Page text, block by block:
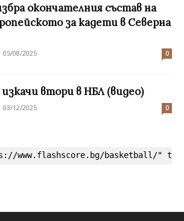
окончателния състав на
за кадети в Северна
05/08/2025 0
втори в НБЛ (видео)
03/12/2025 0
www.flashscore.bg/basketball/"